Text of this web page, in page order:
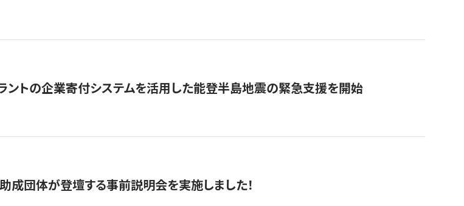
ントの企業寄付システムを活用した能登半島地震の緊急支援を開始
助成団体が登壇する事前説明会を実施しました！